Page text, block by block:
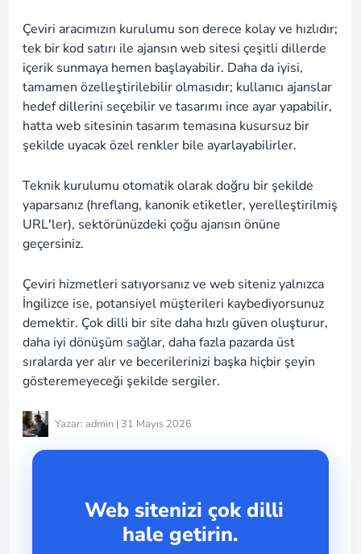
Çeviri aracımızın kurulumu son derece kolay ve hızlıdır;
tek bir kod satırı ile ajansın web sitesi çeşitli dillerde
içerik sunmaya hemen başlayabilir. Daha da iyisi,
tamamen özelleştirilebilir olmasıdır; kullanıcı ajanslar
hedef dillerini seçebilir ve tasarımı ince ayar yapabilir,
hatta web sitesinin tasarım temasına kusursuz bir
şekilde uyacak özel renkler bile ayarlayabilirler.
Teknik kurulumu otomatik olarak doğru bir şekilde
yaparsanız (hreflang, kanonik etiketler, yerelleştirilmiş
URL'ler), sektörünüzdeki çoğu ajansın önüne
geçersiniz.
Çeviri hizmetleri satıyorsanız ve web siteniz yalnızca
İngilizce ise, potansiyel müşterileri kaybediyorsunuz
demektir. Çok dilli bir site daha hızlı güven oluşturur,
daha iyi dönüşüm sağlar, daha fazla pazarda üst
sıralarda yer alır ve becerilerinizi başka hiçbir şeyin
gösteremeyeceği şekilde sergiler.
Yazar: admin | 31 Mayıs 2026
Web sitenizi çok dilli
hale getirin.